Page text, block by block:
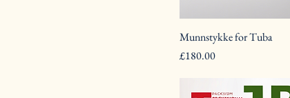
Munnstykke for Tuba
Pris
£180.00